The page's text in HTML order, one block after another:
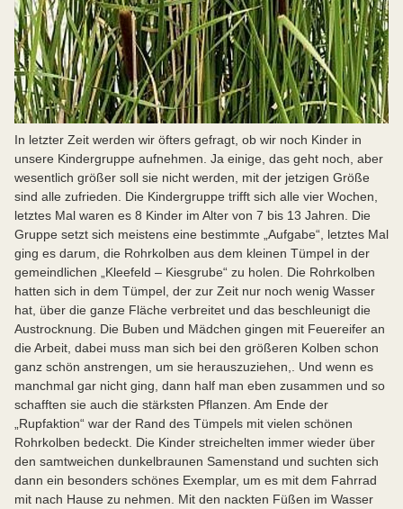
In letzter Zeit werden wir öfters gefragt, ob wir noch Kinder in
unsere Kindergruppe aufnehmen. Ja einige, das geht noch, aber
wesentlich größer soll sie nicht werden, mit der jetzigen Größe
sind alle zufrieden. Die Kindergruppe trifft sich alle vier Wochen,
letztes Mal waren es 8 Kinder im Alter von 7 bis 13 Jahren. Die
Gruppe setzt sich meistens eine bestimmte „Aufgabe“, letztes Mal
ging es darum, die Rohrkolben aus dem kleinen Tümpel in der
gemeindlichen „Kleefeld – Kiesgrube“ zu holen. Die Rohrkolben
hatten sich in dem Tümpel, der zur Zeit nur noch wenig Wasser
hat, über die ganze Fläche verbreitet und das beschleunigt die
Austrocknung. Die Buben und Mädchen gingen mit Feuereifer an
die Arbeit, dabei muss man sich bei den größeren Kolben schon
ganz schön anstrengen, um sie herauszuziehen,. Und wenn es
manchmal gar nicht ging, dann half man eben zusammen und so
schafften sie auch die stärksten Pflanzen. Am Ende der
„Rupfaktion“ war der Rand des Tümpels mit vielen schönen
Rohrkolben bedeckt. Die Kinder streichelten immer wieder über
den samtweichen dunkelbraunen Samenstand und suchten sich
dann ein besonders schönes Exemplar, um es mit dem Fahrrad
mit nach Hause zu nehmen. Mit den nackten Füßen im Wasser